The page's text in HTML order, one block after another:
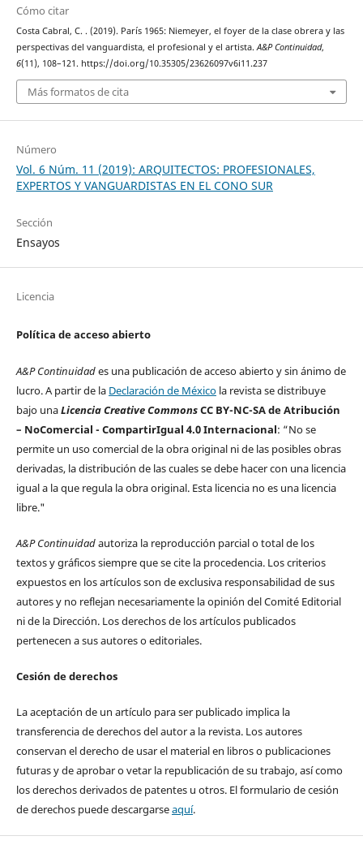
Cómo citar
Costa Cabral, C. . (2019). París 1965: Niemeyer, el foyer de la clase obrera y las
perspectivas del vanguardista, el profesional y el artista.A&P Continuidad,
6(11), 108–121. https://doi.org/10.35305/23626097v6i11.237
Más formatos de cita
Número
Vol. 6 Núm. 11 (2019): ARQUITECTOS: PROFESIONALES,
EXPERTOS Y VANGUARDISTAS EN EL CONO SUR
Sección
Ensayos
Licencia
Política de acceso abierto
A&P Continuidades una publicación de acceso abierto y sin ánimo de
lucro. A partir de la Declaración de Méxicola revista se distribuye
bajo unaLicencia Creative CommonsCC BY-NC-SA de Atribución
– NoComercial - CompartirIgual 4.0 Internacional: “No se
permite un uso comercial de la obra original ni de las posibles obras
derivadas, la distribución de las cuales se debe hacer con una licencia
igual a la que regula la obra original. Esta licencia no es una licencia
libre."
A&P Continuidadautoriza la reproducción parcial o total de los
textos y gráficos siempre que se cite la procedencia. Los criterios
expuestos en los artículos son de exclusiva responsabilidad de sus
autores y no reflejan necesariamente la opinión del Comité Editorial
ni de la Dirección. Los derechos de los artículos publicados
pertenecen a sus autores o editoriales.
Cesión de derechos
La aceptación de un artículo para ser publicado implica la
transferencia de derechos del autor a la revista. Los autores
conservan el derecho de usar el material en libros o publicaciones
futuras y de aprobar o vetar la republicación de su trabajo, así como
los derechos derivados de patentes u otros. El formulario de cesión
de derechos puede descargarseaquí.